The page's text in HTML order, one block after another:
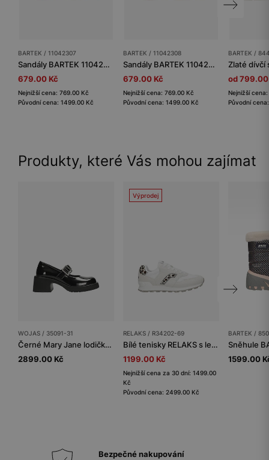
BARTEK / 11042307
Sandály BARTEK 11042307, pro dívky, růžově zlaté
679.00 Kč
Nejnižší cena: 769.00 Kč
Původní cena: 1499.00 Kč
BARTEK / 11042308
Sandály BARTEK 11042305, pro dívky, zlaté
679.00 Kč
Nejnižší cena: 769.00 Kč
Původní cena: 1499.00 Kč
BARTEK /
od 799.00
Nejnižší
Původní
Produkty, které Vás mohou zajímat
WOJAS / 35091-31
Černé Mary Jane lodičky se zapínáním na přezku
2899.00 Kč
Výprodej
RELAKS / R34202-69
Bílé tenisky RELAKS s leopardími prvky
1199.00 Kč
Nejnižší cena za 30 dní: 1499.00
Kč
Původní cena: 2499.00 Kč
BARTEK /
1599.00
Bezpečné nakupování